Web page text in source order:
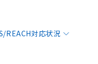
REACH対応状況